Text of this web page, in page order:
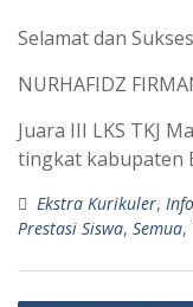
Selamat dan
NURHAFIDZ
Juara III LKS TKJ
tingkat kabupaten
Ekstra Kurikuler,
Prestasi Siswa, Semua,